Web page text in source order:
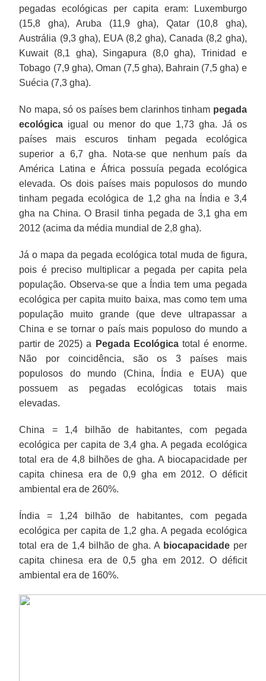
pegadas ecológicas per capita eram: Luxemburgo
(15,8 gha), Aruba (11,9 gha), Qatar (10,8 gha),
Austrália (9,3 gha), EUA (8,2 gha), Canada (8,2 gha),
Kuwait (8,1 gha), Singapura (8,0 gha), Trinidad e
Tobago (7,9 gha), Oman (7,5 gha), Bahrain (7,5 gha) e
Suécia (7,3 gha).
No mapa, só os países bem clarinhos tinham pegada
ecológica igual ou menor do que 1,73 gha. Já os
países mais escuros tinham pegada ecológica
superior a 6,7 gha. Nota-se que nenhum país da
América Latina e África possuía pegada ecológica
elevada. Os dois países mais populosos do mundo
tinham pegada ecológica de 1,2 gha na Índia e 3,4
gha na China. O Brasil tinha pegada de 3,1 gha em
2012 (acima da média mundial de 2,8 gha).
Já o mapa da pegada ecológica total muda de figura,
pois é preciso multiplicar a pegada per capita pela
população. Observa-se que a Índia tem uma pegada
ecológica per capita muito baixa, mas como tem uma
população muito grande (que deve ultrapassar a
China e se tornar o país mais populoso do mundo a
partir de 2025) a Pegada Ecológica total é enorme.
Não por coincidência, são os 3 países mais
populosos do mundo (China, Índia e EUA) que
possuem as pegadas ecológicas totais mais
elevadas.
China = 1,4 bilhão de habitantes, com pegada
ecológica per capita de 3,4 gha. A pegada ecológica
total era de 4,8 bilhões de gha. A biocapacidade per
capita chinesa era de 0,9 gha em 2012. O déficit
ambiental era de 260%.
Índia = 1,24 bilhão de habitantes, com pegada
ecológica per capita de 1,2 gha. A pegada ecológica
total era de 1,4 bilhão de gha. A biocapacidadeper
capita chinesa era de 0,5 gha em 2012. O déficit
ambiental era de 160%.